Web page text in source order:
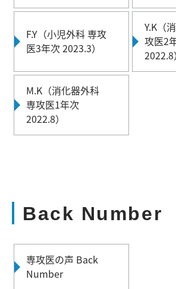
F.Y（小児外科 専攻
医3年次 2023.3）
Y.K（
攻医2
2022.8）
M.K（消化器外科
専攻医1年次
2022.8）
Back Number
専攻医の声 Back
Number